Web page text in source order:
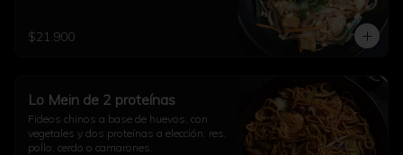
$21.900
Lo Mein de 2 proteínas
Fideos chinos a base de huevos, con
vegetales y dos proteínas a elección: res,
pollo, cerdo o camarones.